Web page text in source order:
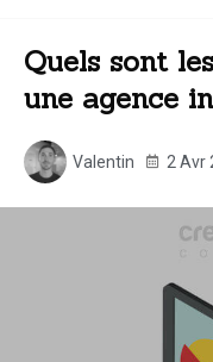
Quels sont
une agence
Valentin 2 Avr